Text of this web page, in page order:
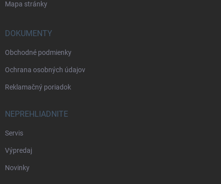
Mapa stránky
DOKUMENTY
Obchodné podmienky
Ochrana osobných údajov
Reklamačný poriadok
NEPREHLIADNITE
Servis
Výpredaj
Novinky